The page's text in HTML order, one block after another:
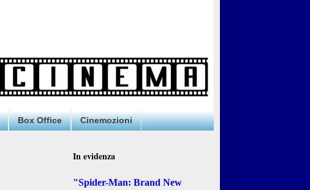
Box Office Cinemozioni
In evidenza
"Spider-Man: Brand New